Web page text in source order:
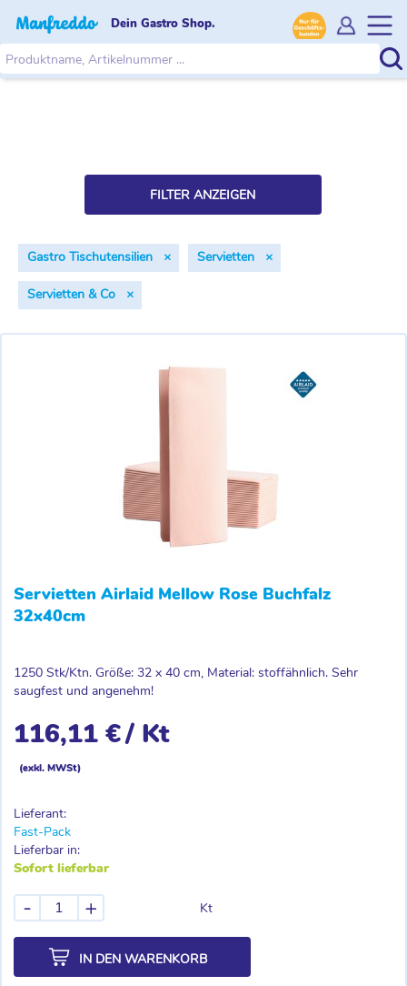
Dein Gastro Shop.
FILTER ANZEIGEN
Gastro Tischutensilien × Servietten ×
Servietten & Co ×
Servietten Airlaid Mellow Rose Buchfalz
32x40cm
1250 Stk/Ktn. Größe: 32 x 40 cm, Material: stoffähnlich. Sehr
saugfest und angenehm!
116,11 €/ Kt
(exkl. MWSt)
Lieferant:
Fast-Pack
Lieferbar in:
Sofort lieferbar
Kt
- +
IN DEN WARENKORB